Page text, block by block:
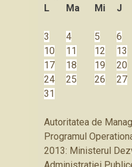
L
Ma Mi J
3
4 5 6
10
11 12 13
17
18 19 20
24
25 26 27
31
Autoritatea de
Programul
2013: Ministerul